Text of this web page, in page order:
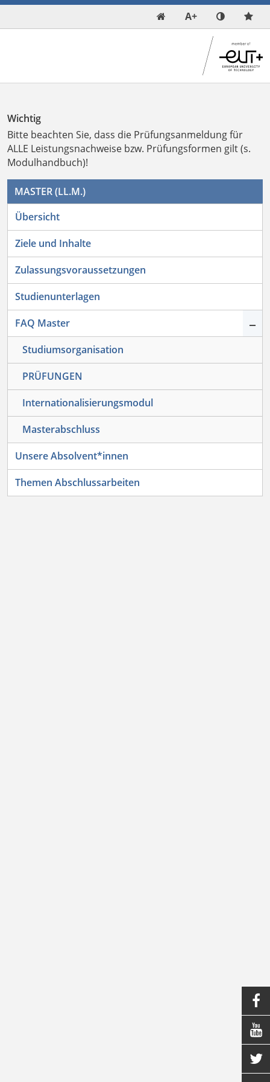
 A+
Wichtig
Bitte beachten Sie, dass die Prüfungsanmeldung für
ALLE Leistungsnachweise bzw. Prüfungsformen gilt (s.
Modulhandbuch)!
MASTER (LL.M.)
Übersicht
Ziele und Inhalte
Zulassungsvoraussetzungen
Studienunterlagen
FAQ Master
Studiumsorganisation
PRÜFUNGEN
Internationalisierungsmodul
Masterabschluss
–
Unsere Absolvent*innen
Themen Abschlussarbeiten


